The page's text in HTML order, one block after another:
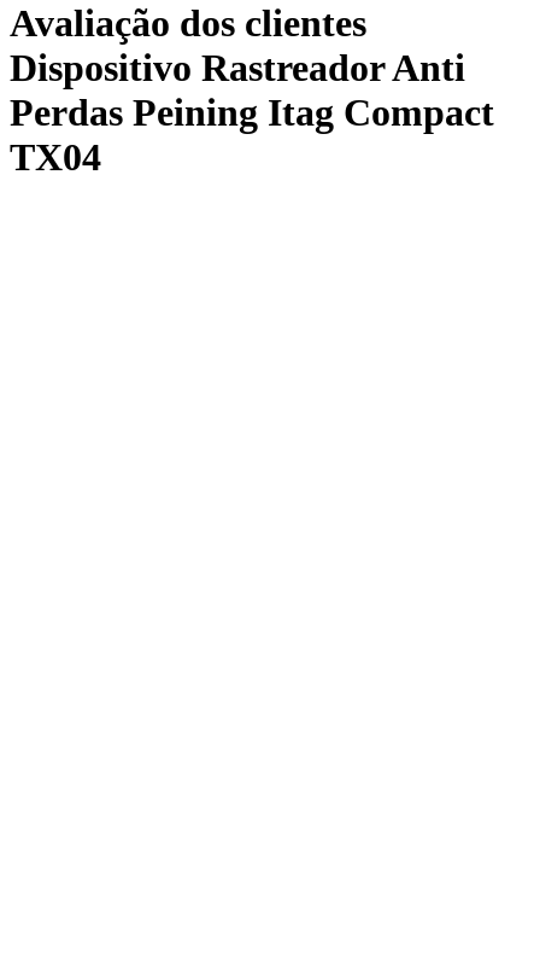
Avaliação dos clientes
Dispositivo Rastreador Anti
Perdas Peining Itag Compact
TX04